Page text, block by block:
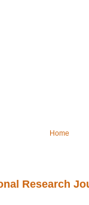
Home
Research